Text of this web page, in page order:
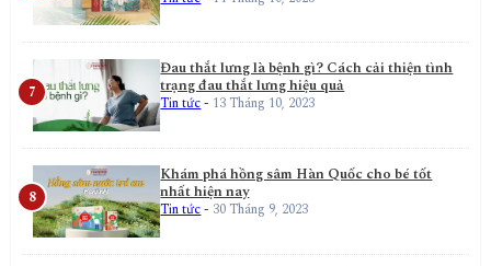
Đau thắt lưng là bệnh gì? Cách cải thiện tình
trạng đau thắt lưng hiệu quả
Tin tức- 13 Tháng 10, 2023
Khám phá hồng sâm Hàn Quốc cho bé tốt
nhất hiện nay
Tin tức- 30 Tháng 9, 2023